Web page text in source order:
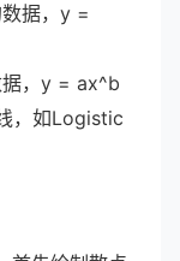
据，y =
据，y = ax^b
，如Logistic